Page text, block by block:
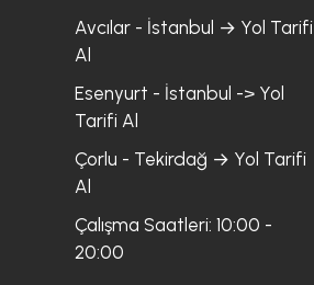
Avcılar - İstanbul → Yol Tarifi
Al
Esenyurt - İstanbul -> Yol
Tarifi Al
Çorlu - Tekirdağ → Yol Tarifi
Al
Çalışma Saatleri: 10:00 -
20:00